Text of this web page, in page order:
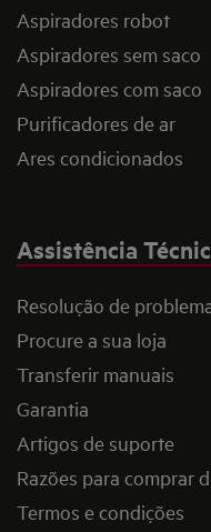
Aspiradores robot
Aspiradores sem saco
Aspiradores com saco
Purificadores de ar
Ares condicionados
Assistência
Resolução de
Procure a sua loja
Transferir manuais
Garantia
Artigos de suporte
Razões para comprar
Termos e condições